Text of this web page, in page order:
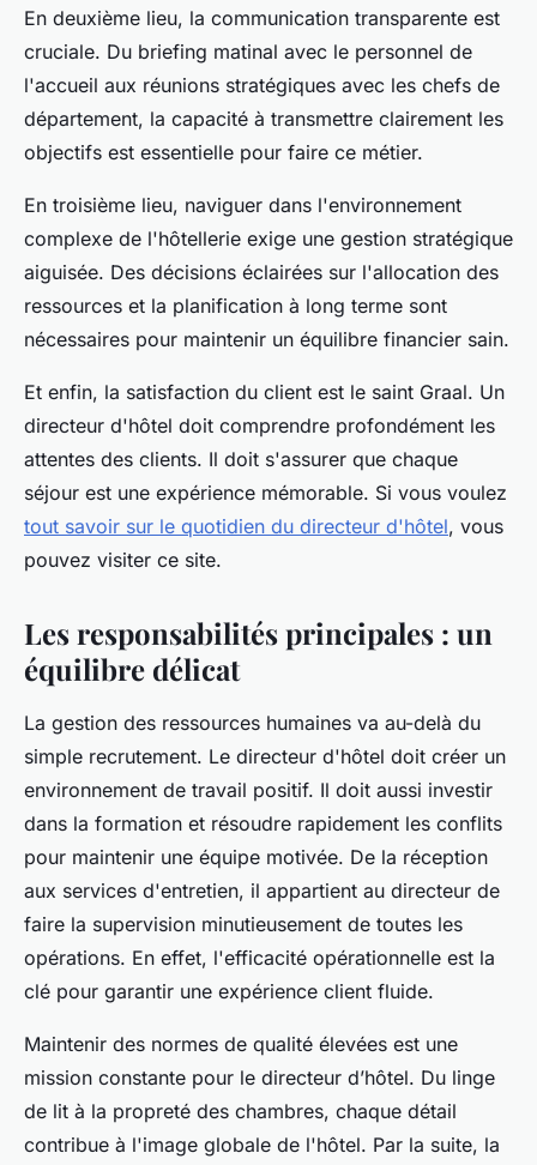
En deuxième lieu, la communication transparente est
cruciale. Du briefing matinal avec le personnel de
l'accueil aux réunions stratégiques avec les chefs de
département, la capacité à transmettre clairement les
objectifs est essentielle pour faire ce métier.
En troisième lieu, naviguer dans l'environnement
complexe de l'hôtellerie exige une gestion stratégique
aiguisée. Des décisions éclairées sur l'allocation des
ressources et la planification à long terme sont
nécessaires pour maintenir un équilibre financier sain.
Et enfin, la satisfaction du client est le saint Graal. Un
directeur d'hôtel doit comprendre profondément les
attentes des clients. Il doit s'assurer que chaque
séjour est une expérience mémorable. Si vous voulez
tout savoir sur le quotidien du directeur d'hôtel, vous
pouvez visiter ce site.
Les responsabilités principales : un
équilibre délicat
La gestion des ressources humaines va au-delà du
simple recrutement. Le directeur d'hôtel doit créer un
environnement de travail positif. Il doit aussi investir
dans la formation et résoudre rapidement les conflits
pour maintenir une équipe motivée. De la réception
aux services d'entretien, il appartient au directeur de
faire la supervision minutieusement de toutes les
opérations. En effet, l'efficacité opérationnelle est la
clé pour garantir une expérience client fluide.
Maintenir des normes de qualité élevées est une
mission constante pour le directeur d’hôtel. Du linge
de lit à la propreté des chambres, chaque détail
contribue à l'image globale de l'hôtel. Par la suite, la